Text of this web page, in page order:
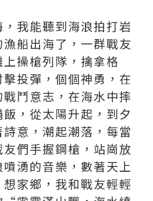
我能聽到海浪拍打岩
船出海了，一群戰友
操槍列隊，擒拿格
投彈，個個神勇，在
鬥意志，在海水中摔
，從太陽升起，到夕
意，潮起潮落，每當
們手握鋼槍，站崗放
湧的音樂，數著天上
家鄉，我和戰友輕輕